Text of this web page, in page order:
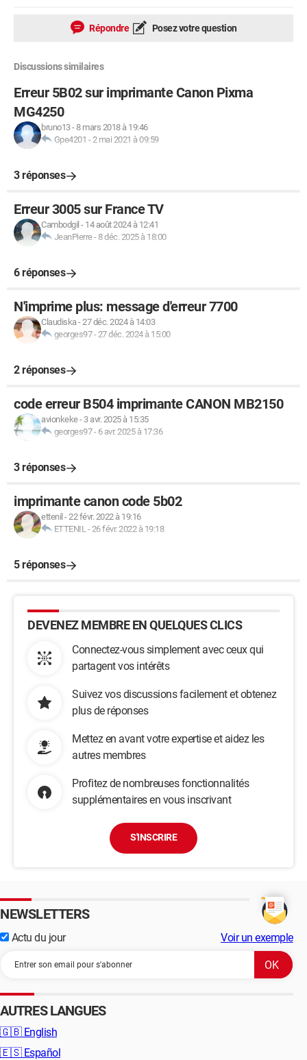
Répondre Posez votre question
Discussions similaires
Erreur 5B02 sur imprimante Canon Pixma
MG4250
bruno13-8 mars 2018 à 19:46
Gpe4201 -2 mai 2021 à 09:59
3 réponses
Erreur 3005 sur France TV
Cambodgil - 14 août 2024 à 12:41
JeanPierre- 8 déc. 2025 à 18:00
6 réponses
N'imprime plus: message d'erreur 7700
Claudiska-27 déc. 2024 à 14:03
georges97-27 déc. 2024 à 15:00
2 réponses
code erreur B504 imprimante CANON MB2150
avionkeke- 3 avr. 2025 à 15:35
georges97- 6 avr. 2025 à 17:36
3 réponses
imprimante canon code 5b02
ettenil -22 févr. 2022 à 19:16
ETTENIL-26 févr. 2022 à 19:18
5 réponses
DEVENEZ MEMBRE EN QUELQUES CLICS
Connectez-vous simplement avec ceux qui
partagent vos intérêts
Suivez vos discussions facilement et obtenez
plus de réponses
Mettez en avant votre expertise et aidez les
autres membres
Profitez de nombreuses fonctionnalités
supplémentaires en vous inscrivant
S'INSCRIRE
NEWSLETTERS
Actu du jour Voir un exemple
AUTRES LANGUES
🇬🇧 English
🇪🇸 Español